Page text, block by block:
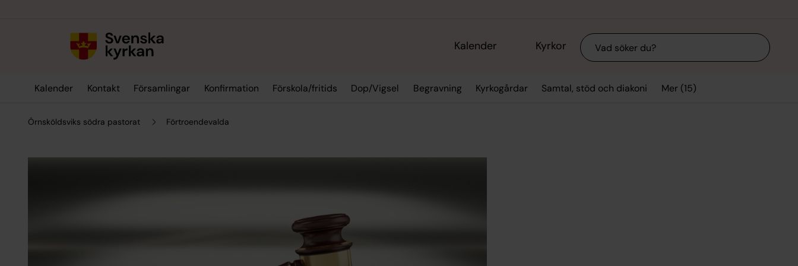
Kalender Kyrkor Sök
Kalender Kontakt Församlingar Konfirmation Förskola/fritids Dop/Vigsel Begravning Kyrkogårdar Samtal, stöd och diakoni Mer (15)
Örnsköldsviks södra pastorat Förtroendevalda